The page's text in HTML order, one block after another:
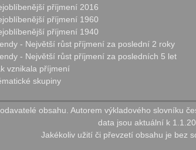
příjmení 2016
příjmení 1960
příjmení 1940
- Největší růst příjmení za poslední 2 roky
- Největší růst příjmení za posledních 5 let
vznikala příjmení
skupiny
obsahu. Autorem výkladového slovníku
data jsou aktuální k
Jakékoliv užití či převzetí obsahu je bez